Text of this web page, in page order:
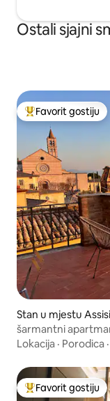
Ostali sjajni
Glavni favorit
Favorit gostiju
Stan u mjestu Assisi
šarmantni
Lokacija · Porodica ·
Glavni favorit
Favorit gostiju